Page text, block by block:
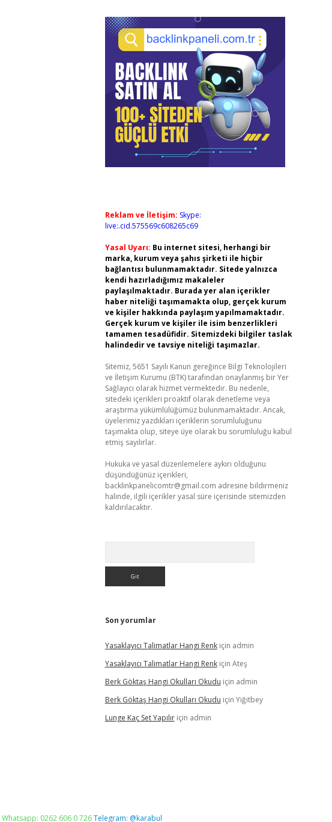
Reklam ve İletişim: Skype:
live:.cid.575569c608265c69
Yasal Uyarı: Bu internet sitesi, herhangi bir
marka, kurum veya şahıs şirketi ile hiçbir
bağlantısı bulunmamaktadır. Sitede yalnızca
kendi hazırladığımız makaleler
paylaşılmaktadır. Burada yer alan içerikler
haber niteliği taşımamakta olup, gerçek kurum
ve kişiler hakkında paylaşım yapılmamaktadır.
Gerçek kurum ve kişiler ile isim benzerlikleri
tamamen tesadüfidir. Sitemizdeki bilgiler taslak
halindedir ve tavsiye niteliği taşımazlar.
Sitemiz, 5651 Sayılı Kanun gereğince Bilgi Teknolojileri
ve İletişim Kurumu (BTK) tarafından onaylanmış bir Yer
Sağlayıcı olarak hizmet vermektedir. Bu nedenle,
sitedeki içerikleri proaktif olarak denetleme veya
araştırma yükümlülüğümüz bulunmamaktadır. Ancak,
üyelerimiz yazdıkları içeriklerin sorumluluğunu
taşımakta olup, siteye üye olarak bu sorumluluğu kabul
etmiş sayılırlar.
Hukuka ve yasal düzenlemelere aykırı olduğunu
düşündüğünüz içerikleri,
backlinkpanelicomtr@gmail.com adresine bildirmeniz
halinde, ilgili içerikler yasal süre içerisinde sitemizden
kaldırılacaktır.
Son yorumlar
Yasaklayıcı Talimatlar Hangi Renkiçin admin
Yasaklayıcı Talimatlar Hangi Renkiçin Ateş
Berk Göktaş Hangi Okulları Okudu için admin
Berk Göktaş Hangi Okulları Okudu için Yiğitbey
Lunge Kaç Set Yapılıriçin admin
Whatsapp: 0262 606 0 726Telegram: @karabul